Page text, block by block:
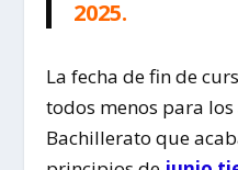
2025.
La fecha de fin de
todos menos para
Bachillerato que